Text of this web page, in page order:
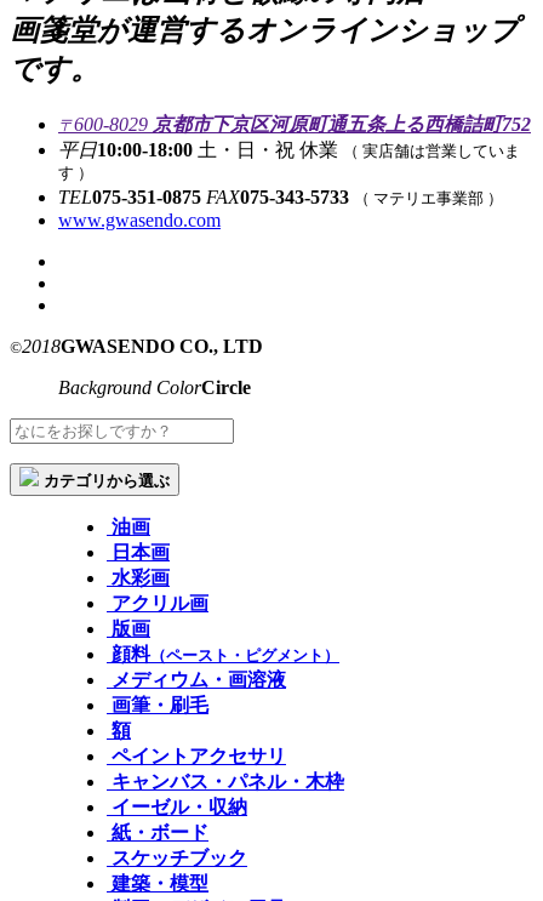
画箋堂が運営するオンラインショップ
です。
〒600-8029 京都市下京区河原町通五条上る西橋詰町752
平日10:00-18:00 土・日・祝 休業 （ 実店舗は営業していま
す ）
TEL075-351-0875 FAX075-343-5733 （ マテリエ事業部 ）
www.gwasendo.com
©2018GWASENDO CO., LTD
Background ColorCircle
カテゴリから選ぶ
油画
日本画
水彩画
アクリル画
版画
顔料（ペースト・ピグメント）
メディウム・画溶液
画筆・刷毛
額
ペイントアクセサリ
キャンバス・パネル・木枠
イーゼル・収納
紙・ボード
スケッチブック
建築・模型